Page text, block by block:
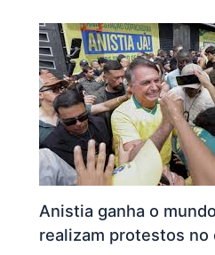
Anistia ganha o
realizam protestos no